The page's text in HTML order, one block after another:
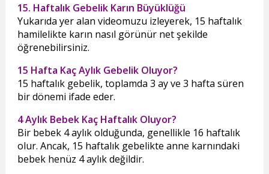
15. Haftalık Gebelik Karın Büyüklüğü
Yukarıda yer alan videomuzu izleyerek, 15 haftalık
hamilelikte karın nasıl görünür net şekilde
öğrenebilirsiniz.
15 Hafta Kaç Aylık Gebelik Oluyor?
15 haftalık gebelik, toplamda 3 ay ve 3 hafta süren
bir dönemi ifade eder.
4 Aylık Bebek Kaç Haftalık Oluyor?
Bir bebek 4 aylık olduğunda, genellikle 16 haftalık
olur. Ancak, 15 haftalık gebelikte anne karnındaki
bebek henüz 4 aylık değildir.